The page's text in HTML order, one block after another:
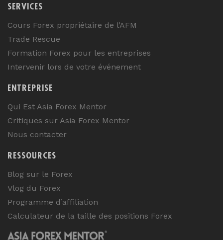
SERVICES
Cours Forex propriétaire de l’AFM
Trade Rescue
Formation Forex pour les entreprises
Intervenir lors de votre événement
ENTREPRISE
Qui Est Asia Forex Mentor
Critiques sur Asia Forex Mentor
Nous contacter
RESSOURCES
Blog sur le Forex
Vlog du Forex
Programme d’affiliation
Calculateur de la taille des positions Forex